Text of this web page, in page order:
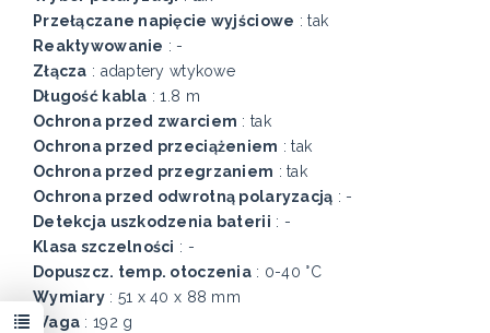
Przełączane napięcie wyjściowe : tak
Reaktywowanie : -
Złącza : adaptery wtykowe
Długość kabla : 1.8 m
Ochrona przed zwarciem : tak
Ochrona przed przeciążeniem : tak
Ochrona przed przegrzaniem : tak
Ochrona przed odwrotną polaryzacją : -
Detekcja uszkodzenia baterii : -
Klasa szczelności : -
Dopuszcz. temp. otoczenia : 0-40 °C
Wymiary: 51 x 40 x 88 mm
Waga : 192 g